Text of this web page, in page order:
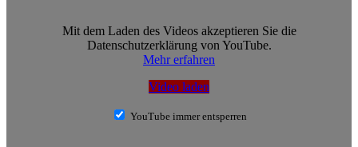
Mit dem Laden des Videos akzeptieren Sie die
Datenschutzerklärung von YouTube.
Mehr erfahren
Video laden
YouTube immer entsperren